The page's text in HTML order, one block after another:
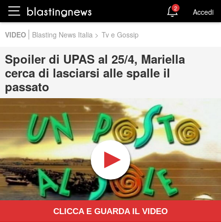
VIDEO Blasting News Italia > Tv e Gossip
Spoiler di UPAS al 25/4, Mariella
cerca di lasciarsi alle spalle il
passato
CLICCA E GUARDA IL VIDEO
2 Accedi